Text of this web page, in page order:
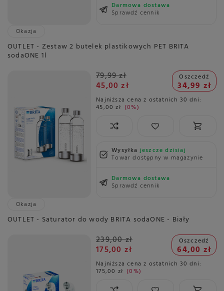
Darmowa dostawa
Sprawdź cennik
Okazja
OUTLET - Zestaw 2 butelek plastikowych PET BRITA
sodaONE 1l
79,99 zł
45,00 zł
Oszczedź
34,99 zł
Najniższa cena z ostatnich 30 dni:
45,00 zł 0%
Wysyłkajeszcze dzisiaj
Towar dostępny w magazynie
Darmowa dostawa
Sprawdź cennik
Okazja
OUTLET - Saturator do wody BRITA sodaONE - Biały
239,00 zł
175,00 zł
Oszczedź
64,00 zł
Najniższa cena z ostatnich 30 dni:
175,00 zł 0%